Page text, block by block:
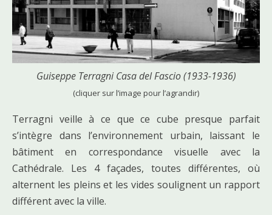
Guiseppe Terragni Casa del Fascio (1933-1936)
(cliquer sur l’image pour l’agrandir)
Terragni veille à ce que ce cube presque parfait
s’intègre dans l’environnement urbain, laissant le
bâtiment en correspondance visuelle avec la
Cathédrale. Les 4 façades, toutes différentes, où
alternent les pleins et les vides soulignent un rapport
différent avec la ville.